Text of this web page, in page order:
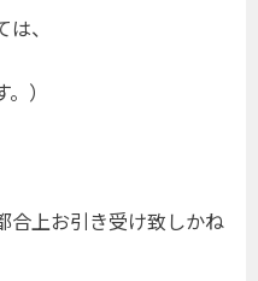
、
）
合上お引き受け致しかね